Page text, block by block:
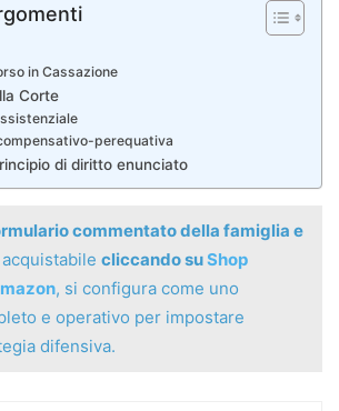
in Cassazione
Corte
perequativa
di diritto enunciato
commentato della famiglia e
acquistabile cliccando suShop
, si configura come uno
e operativo per impostare
difensiva.